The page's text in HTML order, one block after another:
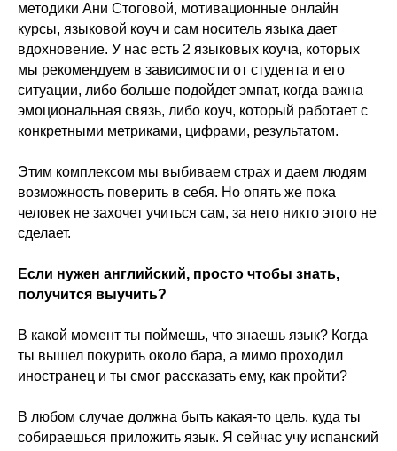
методики Ани Стоговой, мотивационные онлайн
курсы, языковой коуч и сам носитель языка дает
вдохновение. У нас есть 2 языковых коуча, которых
мы рекомендуем в зависимости от студента и его
ситуации, либо больше подойдет эмпат, когда важна
эмоциональная связь, либо коуч, который работает с
конкретными метриками, цифрами, результатом.
Этим комплексом мы выбиваем страх и даем людям
возможность поверить в себя. Но опять же пока
человек не захочет учиться сам, за него никто этого не
сделает.
Если нужен английский, просто чтобы знать,
получится выучить?
В какой момент ты поймешь, что знаешь язык? Когда
ты вышел покурить около бара, а мимо проходил
иностранец и ты смог рассказать ему, как пройти?
В любом случае должна быть какая-то цель, куда ты
собираешься приложить язык. Я сейчас учу испанский